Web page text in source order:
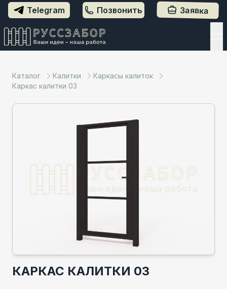
Telegram Позвонить Заявка
Каталог Калитки
Каркасы калиток
Каркас калитки 03
КАРКАС КАЛИТКИ 03